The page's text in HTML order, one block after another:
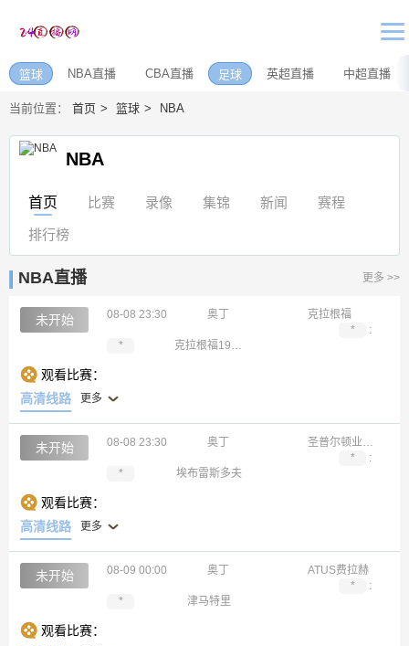
篮球 NBA直播 CBA直播 足球 英超直播 中超直播
当前位置： 首页 篮球 NBA
NBA
首页 比赛 录像 集锦 新闻 赛程
排行榜
NBA直播 更多 >>
未开始 08-08 23:30 奥丁
克拉根福
*
:
*
克拉根福1909
观看比赛：
高清线路
更多
未开始 08-08 23:30 奥丁
圣普尔顿业余队
*
:
*
埃布雷斯多夫
观看比赛：
高清线路
更多
未开始 08-09 00:00 奥丁
ATUS费拉赫
*
:
*
津马特里
观看比赛：